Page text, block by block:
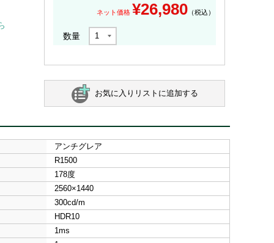
ネット価格 ¥26,980 （税込）
数量
お気に入りリストに追加する
アンチグレア
R1500
178度
2560×1440
300cd/m
HDR10
1ms